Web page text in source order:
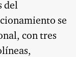
del
se
con tres